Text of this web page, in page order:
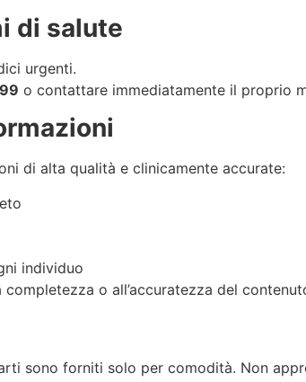
di salute
urgenti.
o contattare immediatamente il proprio
di alta qualità e clinicamente accurate:
individuo
o all’accuratezza del
sono forniti solo per comodità. Non